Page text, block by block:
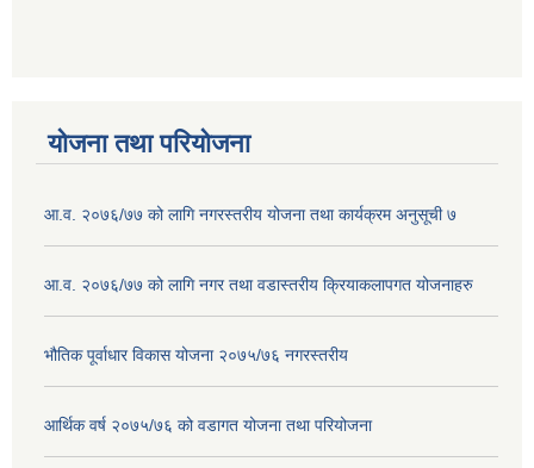
योजना तथा परियोजना
आ.व. २०७६/७७ को लागि नगरस्तरीय योजना तथा कार्यक्रम अनुसूची ७
आ.व. २०७६/७७ को लागि नगर तथा वडास्तरीय क्रियाकलापगत योजनाहरु
भौतिक पूर्वाधार विकास योजना २०७५/७६ नगरस्तरीय
आर्थिक वर्ष २०७५/७६ को वडागत योजना तथा परियोजना